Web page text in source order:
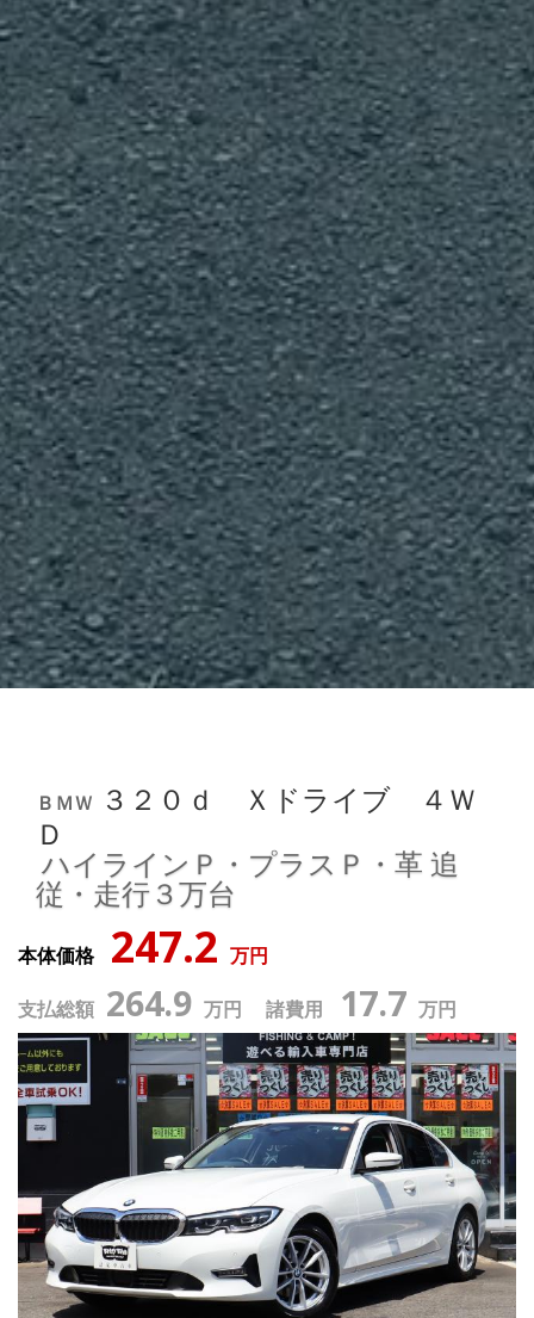
ＢＭＷ ３２０ｄ Ｘドライブ ４Ｗ
Ｄ
ハイラインＰ・プラスＰ・革 追
従・走行３万台
本体価格 247.2 万円
支払総額 264.9 万円 諸費用 17.7 万円